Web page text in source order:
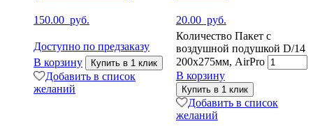
150.00 руб.
Доступно по предзаказу
В корзину
Купить в 1 клик
Добавить в список
желаний
20.00 руб.
Количество Пакет с
воздушной подушкой D/14
200х275мм, AirPro
В корзину
Купить в 1 клик
Добавить в список
желаний